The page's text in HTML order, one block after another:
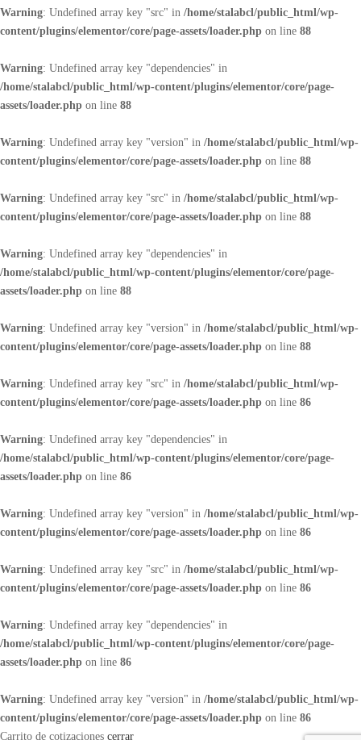
Warning: Undefined array key "src" in /home/stalabcl/public_html/wp-
content/plugins/elementor/core/page-assets/loader.php on line 88
Warning: Undefined array key "dependencies" in
/home/stalabcl/public_html/wp-content/plugins/elementor/core/page-
assets/loader.php on line 88
Warning: Undefined array key "version" in /home/stalabcl/public_html/wp-
content/plugins/elementor/core/page-assets/loader.php on line 88
Warning: Undefined array key "src" in /home/stalabcl/public_html/wp-
content/plugins/elementor/core/page-assets/loader.php on line 88
Warning: Undefined array key "dependencies" in
/home/stalabcl/public_html/wp-content/plugins/elementor/core/page-
assets/loader.php on line 88
Warning: Undefined array key "version" in /home/stalabcl/public_html/wp-
content/plugins/elementor/core/page-assets/loader.php on line 88
Warning: Undefined array key "src" in /home/stalabcl/public_html/wp-
content/plugins/elementor/core/page-assets/loader.php on line 86
Warning: Undefined array key "dependencies" in
/home/stalabcl/public_html/wp-content/plugins/elementor/core/page-
assets/loader.php on line 86
Warning: Undefined array key "version" in /home/stalabcl/public_html/wp-
content/plugins/elementor/core/page-assets/loader.php on line 86
Warning: Undefined array key "src" in /home/stalabcl/public_html/wp-
content/plugins/elementor/core/page-assets/loader.php on line 86
Warning: Undefined array key "dependencies" in
/home/stalabcl/public_html/wp-content/plugins/elementor/core/page-
assets/loader.php on line 86
Warning: Undefined array key "version" in /home/stalabcl/public_html/wp-
content/plugins/elementor/core/page-assets/loader.php on line 86
Carrito de cotizaciones cerrar